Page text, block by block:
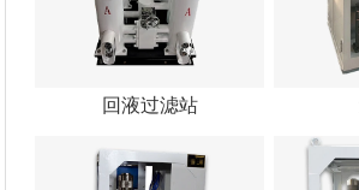
回液过滤站